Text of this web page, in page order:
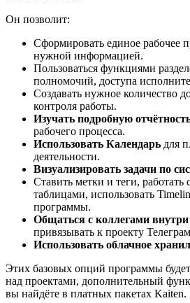
Он позволит:
Сформировать единое рабочее
нужной информацией.
Пользоваться функциями
полномочий, доступа
Создавать нужное количество
контроля работы.
Изучать подробную
рабочего процесса.
Использовать Календарь для
деятельности.
Визуализировать задачи по
Ставить метки и теги, работать
таблицами, использовать
программы.
Общаться с коллегами
привязывать к проекту
Использовать облачное
Этих базовых опций программы
над проектами, дополнительный
вы найдёте в платных пакетах Kaiten.